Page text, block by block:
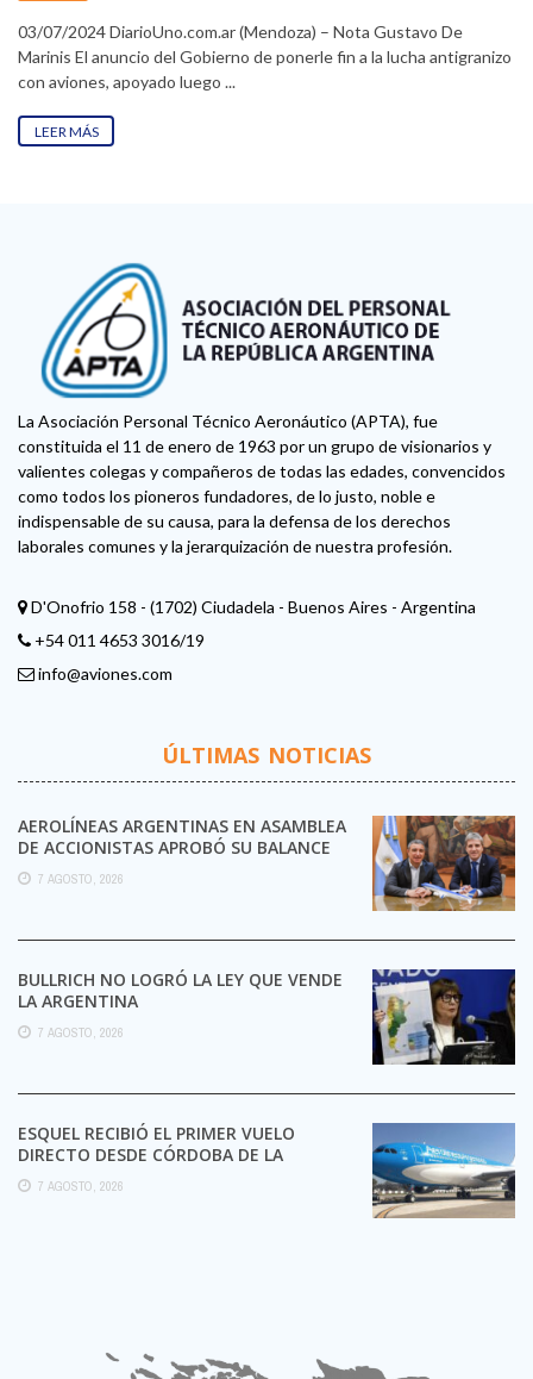
03/07/2024 DiarioUno.com.ar (Mendoza) – Nota Gustavo De
Marinis El anuncio del Gobierno de ponerle fin a la lucha antigranizo
con aviones, apoyado luego ...
LEER MÁS
La Asociación Personal Técnico Aeronáutico (APTA), fue
constituida el 11 de enero de 1963 por un grupo de visionarios y
valientes colegas y compañeros de todas las edades, convencidos
como todos los pioneros fundadores, de lo justo, noble e
indispensable de su causa, para la defensa de los derechos
laborales comunes y la jerarquización de nuestra profesión.
D'Onofrio 158 - (1702) Ciudadela - Buenos Aires - Argentina
+54 011 4653 3016/19
info@aviones.com
ÚLTIMAS NOTICIAS
AEROLÍNEAS ARGENTINAS EN ASAMBLEA
DE ACCIONISTAS APROBÓ SU BALANCE
2025 CON UNA GANANCIA DE 238.000.000
...
7 AGOSTO, 2026
BULLRICH NO LOGRÓ LA LEY QUE VENDE
LA ARGENTINA
7 AGOSTO, 2026
ESQUEL RECIBIÓ EL PRIMER VUELO
DIRECTO DESDE CÓRDOBA DE LA
TEMPORADA DE INVIERNO 2026
7 AGOSTO, 2026